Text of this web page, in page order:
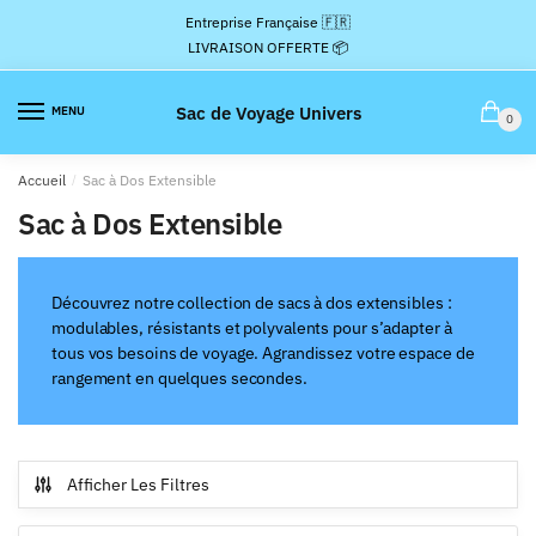
la
navigation
contenu
Entreprise Française 🇫🇷
LIVRAISON OFFERTE 📦
MENU Sac de Voyage Univers 0
Accueil / Sac à Dos Extensible
Sac à Dos Extensible
Découvrez notre collection de sacs à dos extensibles :
modulables, résistants et polyvalents pour s’adapter à
tous vos besoins de voyage. Agrandissez votre espace de
rangement en quelques secondes.
Afficher Les Filtres